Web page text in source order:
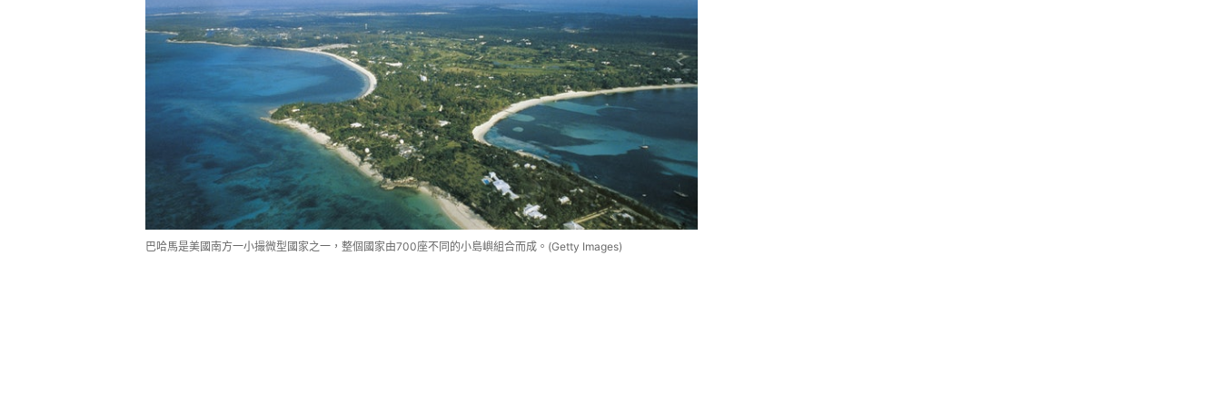
巴哈馬是美國南方一小撮微型國家之一，整個國家由700座不同的小島嶼組合而成。(Getty Images)